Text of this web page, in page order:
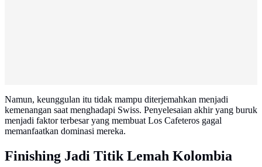
Namun, keunggulan itu tidak mampu diterjemahkan menjadi
kemenangan saat menghadapi Swiss. Penyelesaian akhir yang buruk
menjadi faktor terbesar yang membuat Los Cafeteros gagal
memanfaatkan dominasi mereka.
Finishing Jadi Titik Lemah Kolombia